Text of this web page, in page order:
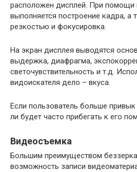
расположен дисплей. При помощи
выполняется построение кадра, а
резкостью и фокусировка.
На экран дисплея выводятся
выдержка, диафрагма,
светочувствительность и т.д.
видоискателя дело – вкуса.
Если пользователь больше привык
ли будет часто прибегать к его
Видеосъемка
Большим преимуществом
возможность записи